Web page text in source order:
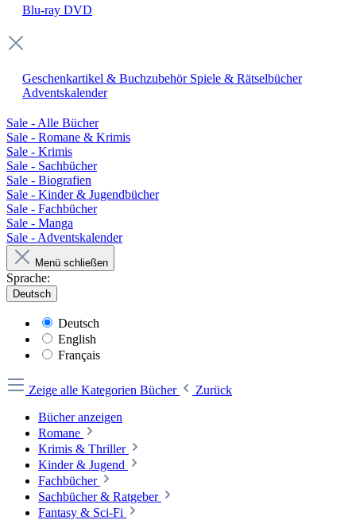
Blu-ray DVD
Geschenkartikel & Buchzubehör Spiele & Rätselbücher
Adventskalender
Sale - Alle Bücher
Sale - Romane & Krimis
Sale - Krimis
Sale - Sachbücher
Sale - Biografien
Sale - Kinder & Jugendbücher
Sale - Fachbücher
Sale - Manga
Sale - Adventskalender
Menü schließen
Sprache:
Deutsch
Deutsch
English
Français
Zeige alle Kategorien Bücher
Zurück
Bücher anzeigen
Romane
Krimis & Thriller
Kinder & Jugend
Fachbücher
Sachbücher & Ratgeber
Fantasy & Sci-Fi